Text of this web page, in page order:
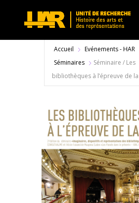
Accueil
Evénements - HAR
Séminaires
Séminaire / Les
bibliothèques à l’épreuve de